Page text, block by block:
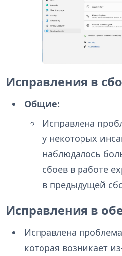
Исправления в
Общие:
Исправлена
у некоторых
наблюдалось
сбоев в работе
в предыдущей
Исправления в
Исправлена
которая возникает